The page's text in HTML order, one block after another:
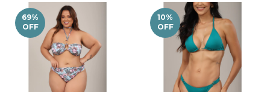
69%
OFF
10%
OFF